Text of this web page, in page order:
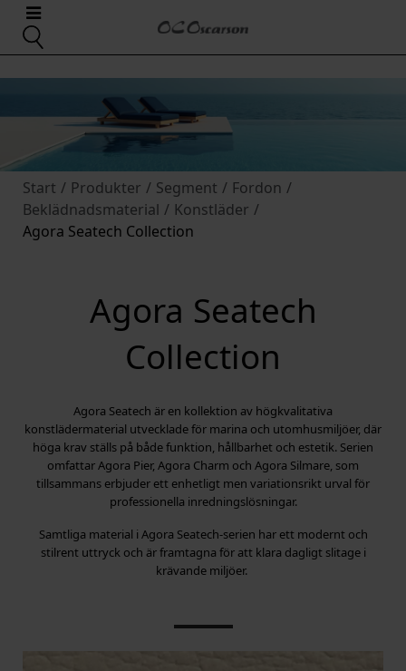
Start / Produkter / Segment / Fordon /
Beklädnadsmaterial / Konstläder /
Agora Seatech Collection
Agora Seatech
Collection
Agora Seatech är en kollektion av högkvalitativa
konstlädermaterial utvecklade för marina och utomhusmiljöer, där
höga krav ställs på både funktion, hållbarhet och estetik. Serien
omfattar Agora Pier, Agora Charm och Agora Silmare, som
tillsammans erbjuder ett enhetligt men variationsrikt urval för
professionella inredningslösningar.
Samtliga material i Agora Seatech‑serien har ett modernt och
stilrent uttryck och är framtagna för att klara dagligt slitage i
krävande miljöer.